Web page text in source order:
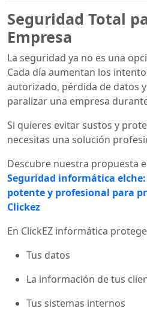
Seguridad Total
Empresa
La seguridad ya no es una
Cada día aumentan los
autorizado, pérdida de datos
paralizar una empresa
Si quieres evitar sustos y
necesitas una solución
Descubre nuestra propuesta
Seguridad informática
potente y profesional para
Clickez
En ClickEZ informática
Tus datos
La información de tus
Tus sistemas internos